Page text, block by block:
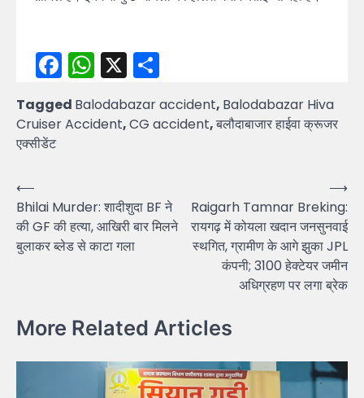
Facebook
WhatsApp
X
Tagged Balodabazar accident, Balodabazar Hiva
Cruiser Accident,CG accident,बलौदाबाजार हाईवा क्रूजर
एक्सीडेंट
Post
navigation
⟵
Bhilai Murder: शादीशुदा BF ने
की GF की हत्या, आखिरी बार मिलने
बुलाकर ब्लेड से काटा गला
Raigarh Tamnar Breking:
रायगढ़ में कोयला खदान जनसुनवाई
स्थगित, ग्रामीण के आगे झुका JPL
कंपनी; 3100 हेक्टेयर जमीन
अधिग्रहण पर लगा ब्रेक
⟶
More Related Articles